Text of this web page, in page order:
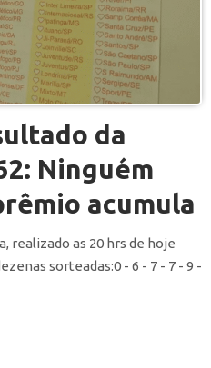
da
Ninguém
acumula
realizado as 20 hrs de hoje
sorteadas:0 - 6 - 7 - 7 - 9 -